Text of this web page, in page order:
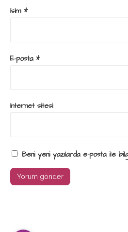
İsim *
E-posta *
İnternet sitesi
Beni yeni yazılarda e-posta ile